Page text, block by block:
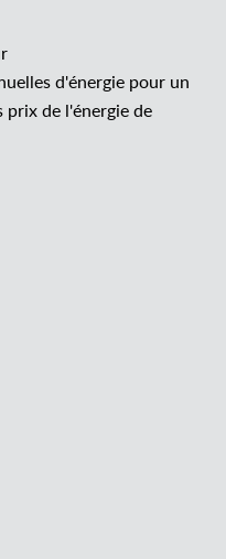
d'énergie pour un
prix de l'énergie de